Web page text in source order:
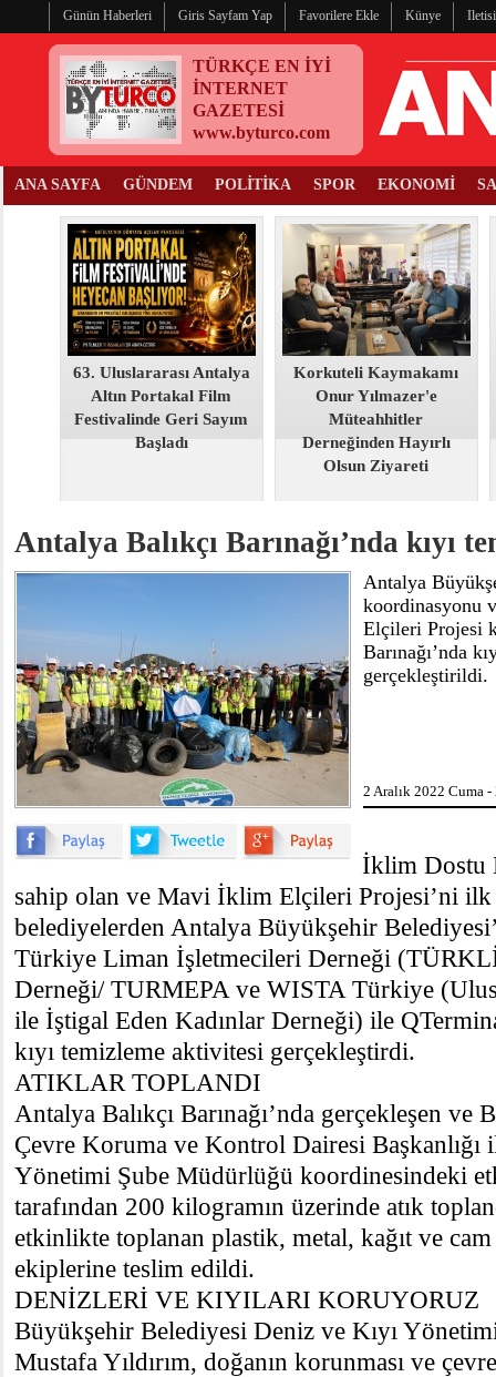
Günün Haberleri Giris Sayfam Yap Favorilere Ekle Künye
TÜRKÇE EN İYİ
İNTERNET
GAZETESİ
www.byturco.com
ANA SAYFA GÜNDEM POLİTİKA SPOR EKONOMİ
63. Uluslararası Antalya
Altın Portakal Film
Festivalinde Geri Sayım
Başladı
Korkuteli Kaymakamı
Onur Yılmazer'e
Müteahhitler
Derneğinden Hayırlı
Olsun Ziyareti
Antalya Balıkçı Barınağı’nda kıyı
Antalya
koordinasyonu
Elçileri Projesi
Barınağı’nda
gerçekleştirildi.
2 Aralık 2022 Cuma
İklim Dostu
sahip olan ve Mavi İklim Elçileri Projesi’ni ilk
belediyelerden Antalya Büyükşehir
Türkiye Liman İşletmecileri Derneği
Derneği/ TURMEPA ve WISTA Türkiye
ile İştigal Eden Kadınlar Derneği) ile
kıyı temizleme aktivitesi gerçekleştirdi.
ATIKLAR TOPLANDI
Antalya Balıkçı Barınağı’nda gerçekleşen
Çevre Koruma ve Kontrol Dairesi Başkanlığı
Yönetimi Şube Müdürlüğü koordinesindeki
tarafından 200 kilogramın üzerinde atık
etkinlikte toplanan plastik, metal, kağıt ve
ekiplerine teslim edildi.
DENİZLERİ VE KIYILARI KORUYORUZ
Büyükşehir Belediyesi Deniz ve Kıyı
Mustafa Yıldırım, doğanın korunması ve